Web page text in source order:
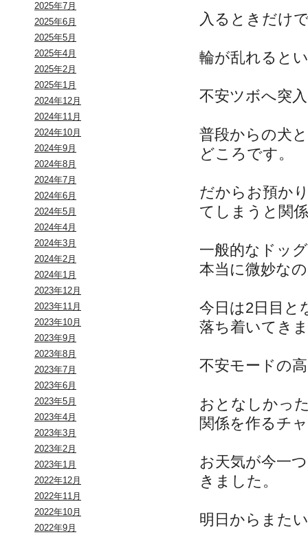
2025年7月
2025年6月
2025年5月
2025年4月
2025年2月
2025年1月
2024年12月
2024年11月
2024年10月
2024年9月
2024年8月
2024年7月
2024年6月
2024年5月
2024年4月
2024年3月
2024年2月
2024年1月
2023年12月
2023年11月
2023年10月
2023年9月
2023年8月
2023年7月
2023年6月
2023年5月
2023年4月
2023年3月
2023年2月
2023年1月
2022年12月
2022年11月
2022年10月
2022年9月
入るときだけ
輪が乱れると
不安ツボへ突
普段からの犬
どころです。
だからお預か
てしまうと関
一般的なドッ
本当に微妙な
今日は2日目と
落ち着いてき
不安モードの
おとなしかっ
関係を作るチ
お天気が今一
きました。
明日からまた